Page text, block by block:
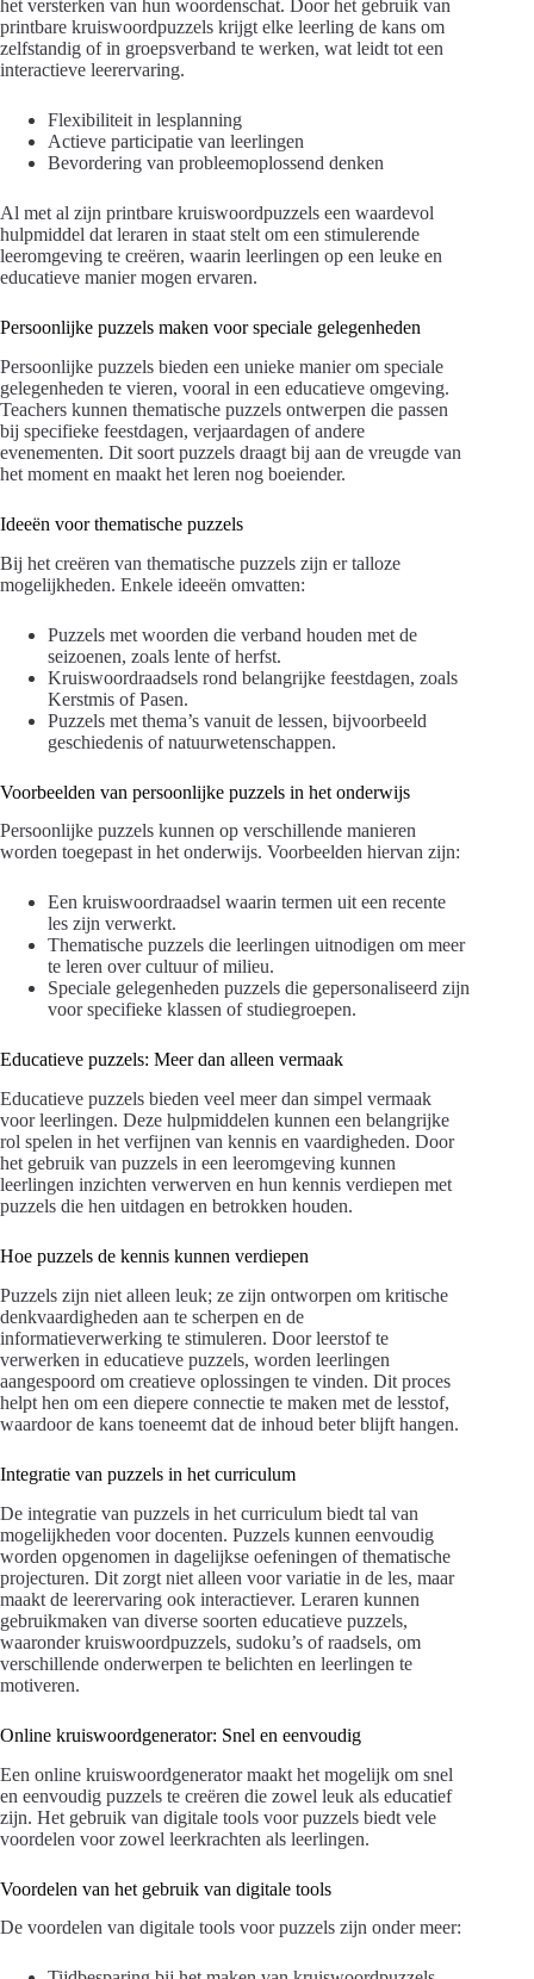
het versterken van hun woordenschat. Door het gebruik van
printbare kruiswoordpuzzels krijgt elke leerling de kans om
zelfstandig of in groepsverband te werken, wat leidt tot een
interactieve leerervaring.
Flexibiliteit in lesplanning
Actieve participatie van leerlingen
Bevordering van probleemoplossend denken
Al met al zijn printbare kruiswoordpuzzels een waardevol
hulpmiddel dat leraren in staat stelt om een stimulerende
leeromgeving te creëren, waarin leerlingen op een leuke en
educatieve manier mogen ervaren.
Persoonlijke puzzels maken voor speciale gelegenheden
Persoonlijke puzzels bieden een unieke manier om speciale
gelegenheden te vieren, vooral in een educatieve omgeving.
Teachers kunnen thematische puzzels ontwerpen die passen
bij specifieke feestdagen, verjaardagen of andere
evenementen. Dit soort puzzels draagt bij aan de vreugde van
het moment en maakt het leren nog boeiender.
Ideeën voor thematische puzzels
Bij het creëren van thematische puzzels zijn er talloze
mogelijkheden. Enkele ideeën omvatten:
Puzzels met woorden die verband houden met de
seizoenen, zoals lente of herfst.
Kruiswoordraadsels rond belangrijke feestdagen, zoals
Kerstmis of Pasen.
Puzzels met thema’s vanuit de lessen, bijvoorbeeld
geschiedenis of natuurwetenschappen.
Voorbeelden van persoonlijke puzzels in het onderwijs
Persoonlijke puzzels kunnen op verschillende manieren
worden toegepast in het onderwijs. Voorbeelden hiervan zijn:
Een kruiswoordraadsel waarin termen uit een recente
les zijn verwerkt.
Thematische puzzels die leerlingen uitnodigen om meer
te leren over cultuur of milieu.
Speciale gelegenheden puzzels die gepersonaliseerd zijn
voor specifieke klassen of studiegroepen.
Educatieve puzzels: Meer dan alleen vermaak
Educatieve puzzels bieden veel meer dan simpel vermaak
voor leerlingen. Deze hulpmiddelen kunnen een belangrijke
rol spelen in het verfijnen van kennis en vaardigheden. Door
het gebruik van puzzels in een leeromgeving kunnen
leerlingen inzichten verwerven en hun kennis verdiepen met
puzzels die hen uitdagen en betrokken houden.
Hoe puzzels de kennis kunnen verdiepen
Puzzels zijn niet alleen leuk; ze zijn ontworpen om kritische
denkvaardigheden aan te scherpen en de
informatieverwerking te stimuleren. Door leerstof te
verwerken in educatieve puzzels, worden leerlingen
aangespoord om creatieve oplossingen te vinden. Dit proces
helpt hen om een diepere connectie te maken met de lesstof,
waardoor de kans toeneemt dat de inhoud beter blijft hangen.
Integratie van puzzels in het curriculum
De integratie van puzzels in het curriculum biedt tal van
mogelijkheden voor docenten. Puzzels kunnen eenvoudig
worden opgenomen in dagelijkse oefeningen of thematische
projecturen. Dit zorgt niet alleen voor variatie in de les, maar
maakt de leerervaring ook interactiever. Leraren kunnen
gebruikmaken van diverse soorten educatieve puzzels,
waaronder kruiswoordpuzzels, sudoku’s of raadsels, om
verschillende onderwerpen te belichten en leerlingen te
motiveren.
Online kruiswoordgenerator: Snel en eenvoudig
Een online kruiswoordgenerator maakt het mogelijk om snel
en eenvoudig puzzels te creëren die zowel leuk als educatief
zijn. Het gebruik van digitale tools voor puzzels biedt vele
voordelen voor zowel leerkrachten als leerlingen.
Voordelen van het gebruik van digitale tools
De voordelen van digitale tools voor puzzels zijn onder meer: